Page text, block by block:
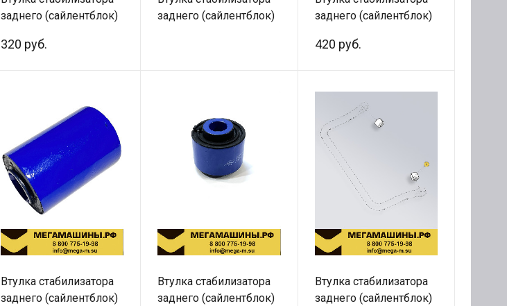
заднего (сайлентблок)
CK8258
320 руб.
заднего (сайлентблок)
заднего (сайлентблок)
420 руб.
Втулка стабилизатора
заднего (сайлентблок)
Втулка стабилизатора
заднего (сайлентблок)
Втулка стабилизатора
заднего (сайлентблок)